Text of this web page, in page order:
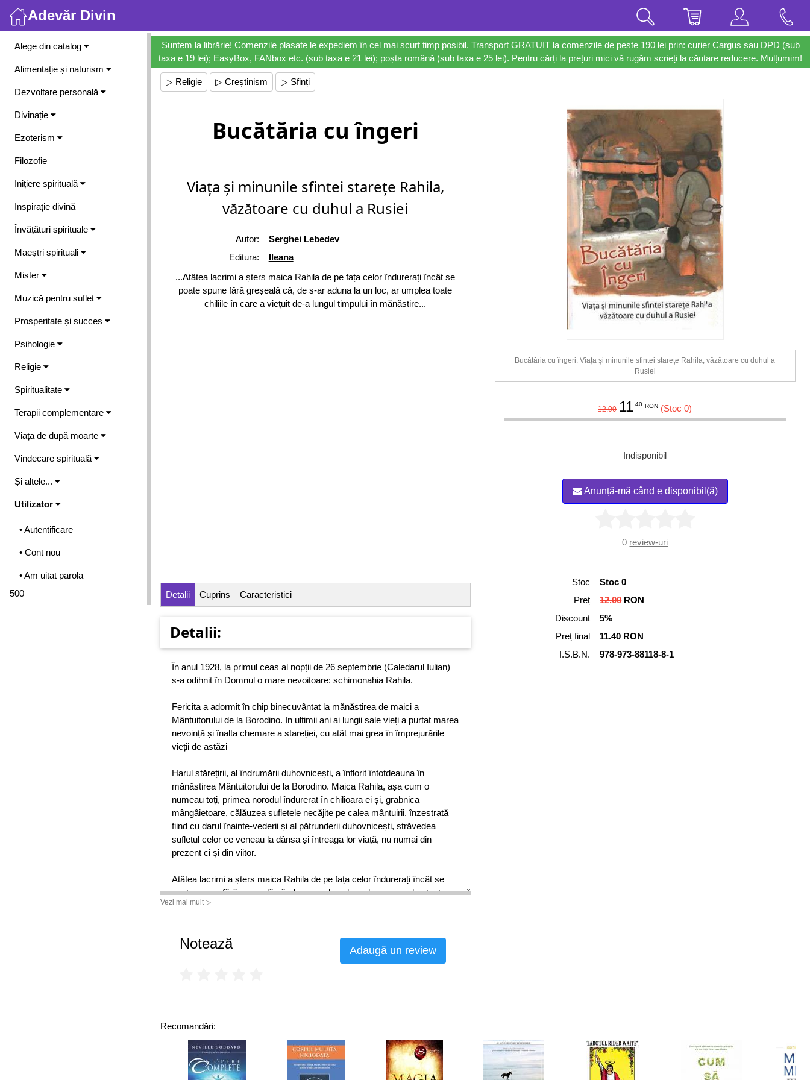
Adevăr Divin
Meniu
Alege din catalog
Alimentație și naturism
Dezvoltare personală
Divinație
Ezoterism
Filozofie
Inițiere spirituală
Inspirație divină
Învățături spirituale
Maeștri spirituali
Mister
Muzică pentru suflet
Prosperitate și succes
Psihologie
Religie
Spiritualitate
Terapii complementare
Viața de după moarte
Vindecare spirituală
Și altele...
Utilizator
• Autentificare
• Cont nou
• Am uitat parola
500
Suntem la librărie! Comenzile plasate le expediem în cel mai scurt timp posibil. Transport GRATUIT la comenzile de peste 190 lei prin: curier Cargus sau DPD (sub
taxa e 19 lei); EasyBox, FANbox etc. (sub taxa e 21 lei); poșta română (sub taxa e 25 lei). Pentru cărți la prețuri mici vă rugăm scrieți la căutare reducere. Mulțumim!
▷ Religie ▷ Creștinism ▷ Sfinți
Bucătăria cu îngeri
Viața și minunile sfintei starețe Rahila,
văzătoare cu duhul a Rusiei
Autor:
Serghei Lebedev
Editura:
Ileana
...Atâtea lacrimi a șters maica Rahila de pe fața celor îndurerați încât se
poate spune fără greșeală că, de s-ar aduna la un loc, ar umplea toate
chiliile în care a viețuit de-a lungul timpului în mănăstire...
Bucătăria cu îngeri. Viața și minunile sfintei starețe Rahila, văzătoare cu duhul a
Rusiei
12.00 11 .40 RON (Stoc 0)
Indisponibil
Anunță-mă când e disponibil(ă)
0 review-uri
Detalii Cuprins Caracteristici
Detalii:
În anul 1928, la primul ceas al nopții de 26 septembrie (Caledarul Iulian)
s-a odihnit în Domnul o mare nevoitoare: schimonahia Rahila.
Fericita a adormit în chip binecuvântat la mănăstirea de maici a
Mântuitorului de la Borodino. In ultimii ani ai lungii sale vieți a purtat marea
nevoință și înalta chemare a stareției, cu atât mai grea în împrejurările
vieții de astăzi
Harul stărețirii, al îndrumării duhovnicești, a înflorit întotdeauna în
mănăstirea Mântuitorului de la Borodino. Maica Rahila, așa cum o
numeau toți, primea norodul îndurerat în chilioara ei și, grabnica
mângâietoare, călăuzea sufletele necăjite pe calea mântuirii. înzestrată
fiind cu darul înainte-vederii și al pătrunderii duhovnicești, străvedea
sufletul celor ce veneau la dânsa și întreaga lor viață, nu numai din
prezent ci și din viitor.
Atâtea lacrimi a șters maica Rahila de pe fața celor îndurerați încât se
poate spune fără greșeală că, de s-ar aduna la un loc, ar umplea toate
chiliile în care a viețuit de-a lungul timpului în mănăstire.
îndrumătoare și ajutătoare…
Vezi mai mult ▷
Stoc
Stoc 0
Preț
12.00RON
Discount
5%
Preț final
11.40 RON
I.S.B.N.
978-973-88118-8-1
Notează Adaugă un review
Recomandări: